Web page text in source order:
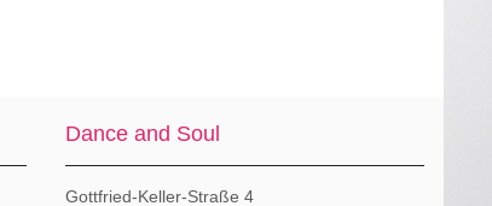
Dance and Soul
Gottfried-Keller-Straße 4